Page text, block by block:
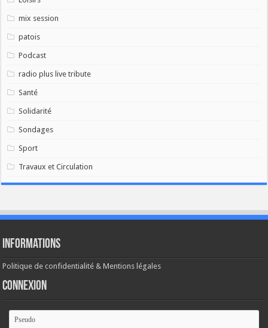
mix session
patois
Podcast
radio plus live tribute
Santé
Solidarité
Sondages
Sport
Travaux et Circulation
Informations
Politique de confidentialité & Mentions légales
Connexion